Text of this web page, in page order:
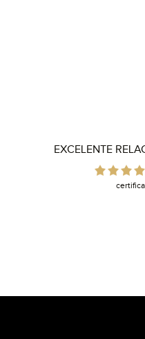
EXCELENTE